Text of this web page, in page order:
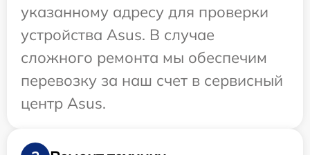
указанному адресу для проверки
устройства Asus. В случае
сложного ремонта мы обеспечим
перевозку за наш счет в сервисный
центр Asus.